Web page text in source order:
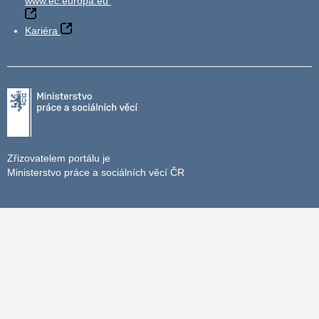
Kariéra
Zřizovatelem portálu je
Ministerstvo práce a sociálních věcí ČR